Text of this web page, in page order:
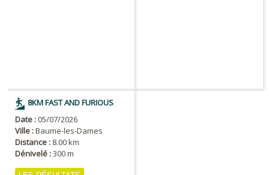
8KM FAST AND FURIOUS
Date :05/07/2026
Ville :Baume-les-Dames
Distance : 8.00 km
Dénivelé :300 m